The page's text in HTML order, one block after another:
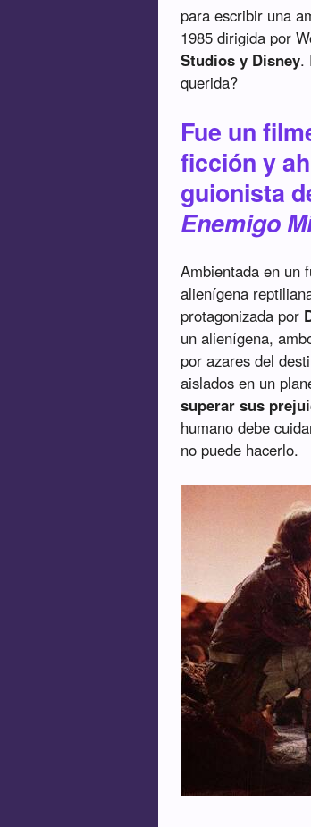
para escribir una
1985 dirigida por
Studios y Disney.
querida?
Fue un
ficción y
guionista
Enemigo
Ambientada en un
alienígena
protagonizada por
un alienígena,
por azares del
aislados en un
superar sus
humano debe
no puede hacerlo.